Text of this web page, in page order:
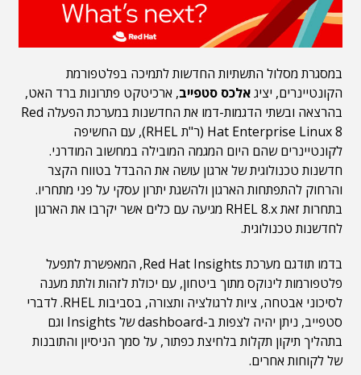
במסגרת מסלול התשתיות החדשות לתמיכה בפלטפורמת
הקונטיינרים, יציגאלכס סטפייב, ארכיטקט פתרונות ברד האט,
בהרצאה ובשתי הדגמות-דמו את החדשנות במערכת הפעלה Red
Hat Enterprise Linux 8 (ר"ת RHEL), עם החשיפה
לקונטיינרים שהם היום המגמה המובילה במחשוב המודרני.
חדשנות טכנולוגית של ארגון עושה את ההבדל בטווח הקצר
והרחוק להתפתחות הארגון ולהשגת יתרון עסקי על פני מתחריו.
בתחרות זאת RHEL 8.x מגיעה עם כלים אשר יקרבו את הארגון
לחדשנות טכנולוגית.
בדמו תודגם מערכת Red Hat Insights, המאפשרת לתפעל
פלטפורמות לינוקס מתוך ביטחון, עם יכולת לזהות ולתת מענה
לסיכוני אבטחה, ציות לרגולציה ותצורה, בסביבות RHEL. לדברי
סטפייב, ניתן יהיה לצפות ב-dashboard של Insights וגם
בתהליך תיקון תקלות בלחיצת כפתור, על סמך הניסיון והתובנות
של לקוחות אחרים.